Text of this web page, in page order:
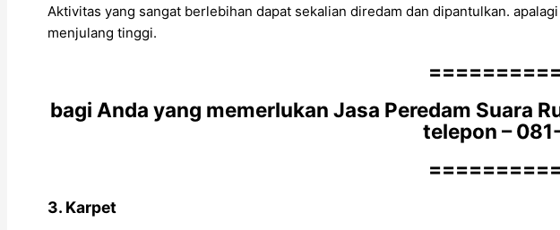
Aktivitas yang sangat berlebihan dapat sekalian diredam dan dipantulkan.
menjulang tinggi.
bagi Anda yang memerlukan Jasa Peredam Suara
telepon –
3. Karpet